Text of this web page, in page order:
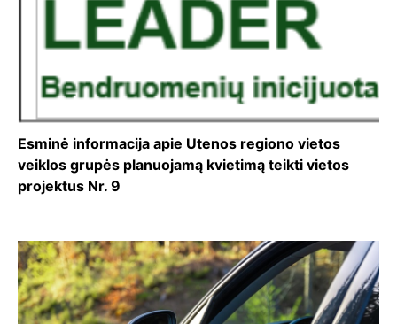
Esminė informacija apie Utenos regiono vietos
veiklos grupės planuojamą kvietimą teikti vietos
projektus Nr. 9